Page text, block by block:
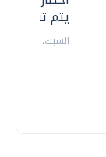
يتم
السبت، 18 يوليو 2026 09:22 ص